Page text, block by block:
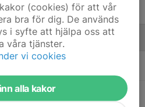
(cookies) för att vår
bra för dig. De används
i syfte att hjälpa oss att
våra tjänster.
vi cookies
alla kakor